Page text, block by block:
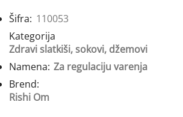
Šifra: 110053
Kategorija
Zdravi slatkiši, sokovi, džemovi
Namena: Za regulaciju varenja
Brend:
Rishi Om